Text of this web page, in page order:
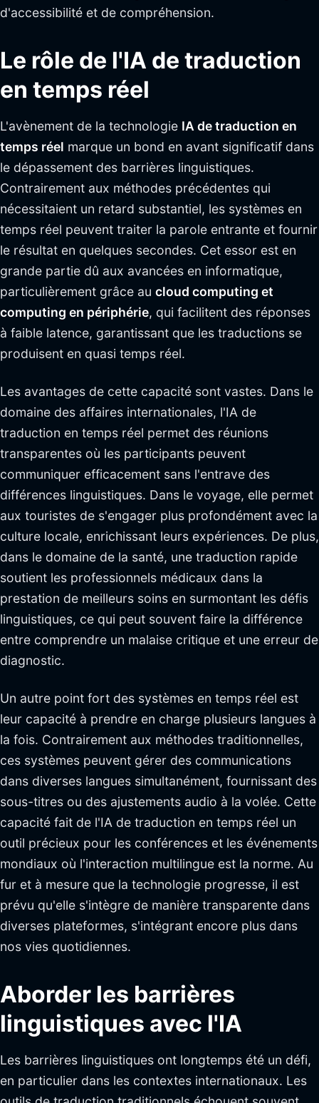
d'accessibilité et de compréhension.
Le rôle de l'IA de traduction
en temps réel
L'avènement de la technologie IA de traduction en
temps réel marque un bond en avant significatif dans
le dépassement des barrières linguistiques.
Contrairement aux méthodes précédentes qui
nécessitaient un retard substantiel, les systèmes en
temps réel peuvent traiter la parole entrante et fournir
le résultat en quelques secondes. Cet essor est en
grande partie dû aux avancées en informatique,
particulièrement grâce au cloud computing et
computing en périphérie, qui facilitent des réponses
à faible latence, garantissant que les traductions se
produisent en quasi temps réel.
Les avantages de cette capacité sont vastes. Dans le
domaine des affaires internationales, l'IA de
traduction en temps réel permet des réunions
transparentes où les participants peuvent
communiquer efficacement sans l'entrave des
différences linguistiques. Dans le voyage, elle permet
aux touristes de s'engager plus profondément avec la
culture locale, enrichissant leurs expériences. De plus,
dans le domaine de la santé, une traduction rapide
soutient les professionnels médicaux dans la
prestation de meilleurs soins en surmontant les défis
linguistiques, ce qui peut souvent faire la différence
entre comprendre un malaise critique et une erreur de
diagnostic.
Un autre point fort des systèmes en temps réel est
leur capacité à prendre en charge plusieurs langues à
la fois. Contrairement aux méthodes traditionnelles,
ces systèmes peuvent gérer des communications
dans diverses langues simultanément, fournissant des
sous-titres ou des ajustements audio à la volée. Cette
capacité fait de l'IA de traduction en temps réel un
outil précieux pour les conférences et les événements
mondiaux où l'interaction multilingue est la norme. Au
fur et à mesure que la technologie progresse, il est
prévu qu'elle s'intègre de manière transparente dans
diverses plateformes, s'intégrant encore plus dans
nos vies quotidiennes.
Aborder les barrières
linguistiques avec l'IA
Les barrières linguistiques ont longtemps été un défi,
en particulier dans les contextes internationaux. Les